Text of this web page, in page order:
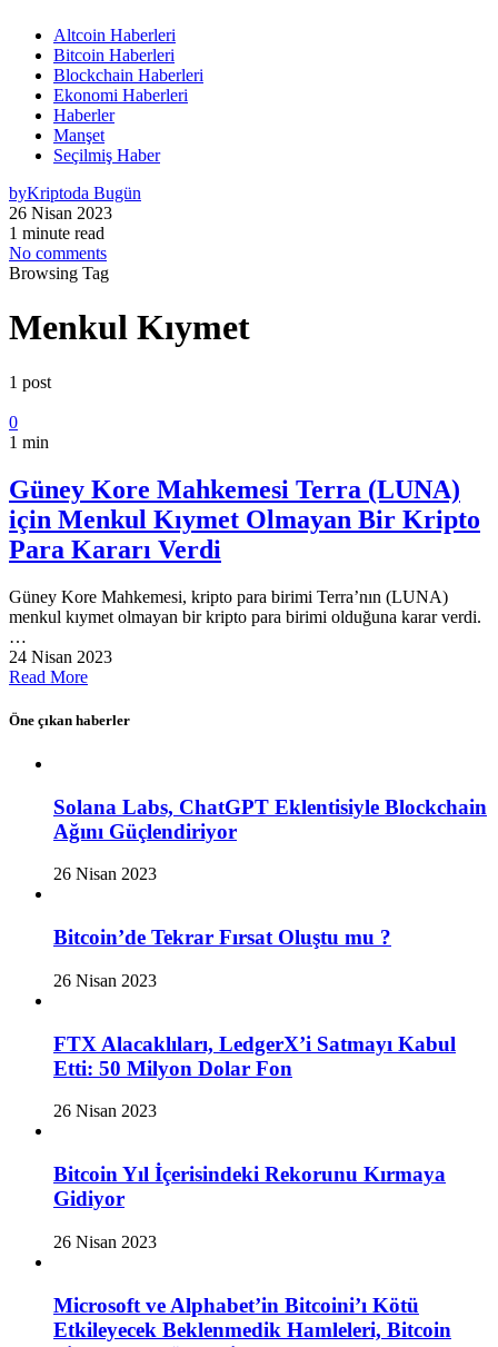
Altcoin Haberleri
Bitcoin Haberleri
Blockchain Haberleri
Ekonomi Haberleri
Haberler
Manşet
Seçilmiş Haber
byKriptoda Bugün
26 Nisan 2023
1 minute read
No comments
Browsing Tag
Menkul Kıymet
1 post
0
1 min
Güney Kore Mahkemesi Terra (LUNA)
için Menkul Kıymet Olmayan Bir Kripto
Para Kararı Verdi
Güney Kore Mahkemesi, kripto para birimi Terra’nın (LUNA)
menkul kıymet olmayan bir kripto para birimi olduğuna karar verdi.
…
24 Nisan 2023
Read More
Öne çıkan haberler
Solana Labs, ChatGPT Eklentisiyle Blockchain
Ağını Güçlendiriyor
26 Nisan 2023
Bitcoin’de Tekrar Fırsat Oluştu mu ?
26 Nisan 2023
FTX Alacaklıları, LedgerX’i Satmayı Kabul
Etti: 50 Milyon Dolar Fon
26 Nisan 2023
Bitcoin Yıl İçerisindeki Rekorunu Kırmaya
Gidiyor
26 Nisan 2023
Microsoft ve Alphabet’in Bitcoini’ı Kötü
Etkileyecek Beklenmedik Hamleleri, Bitcoin